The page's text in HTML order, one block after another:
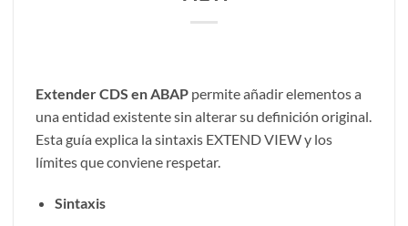
Extender CDS en ABAP permite añadir elementos a
una entidad existente sin alterar su definición original.
Esta guía explica la sintaxis EXTEND VIEW y los
límites que conviene respetar.
Sintaxis